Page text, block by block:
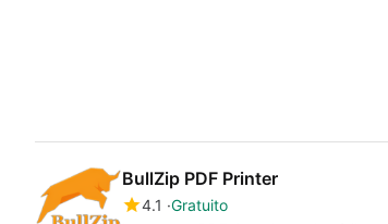
BullZip PDF Printer
4.1 Gratuito